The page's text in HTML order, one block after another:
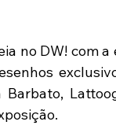
no DW! com a
Barbato,